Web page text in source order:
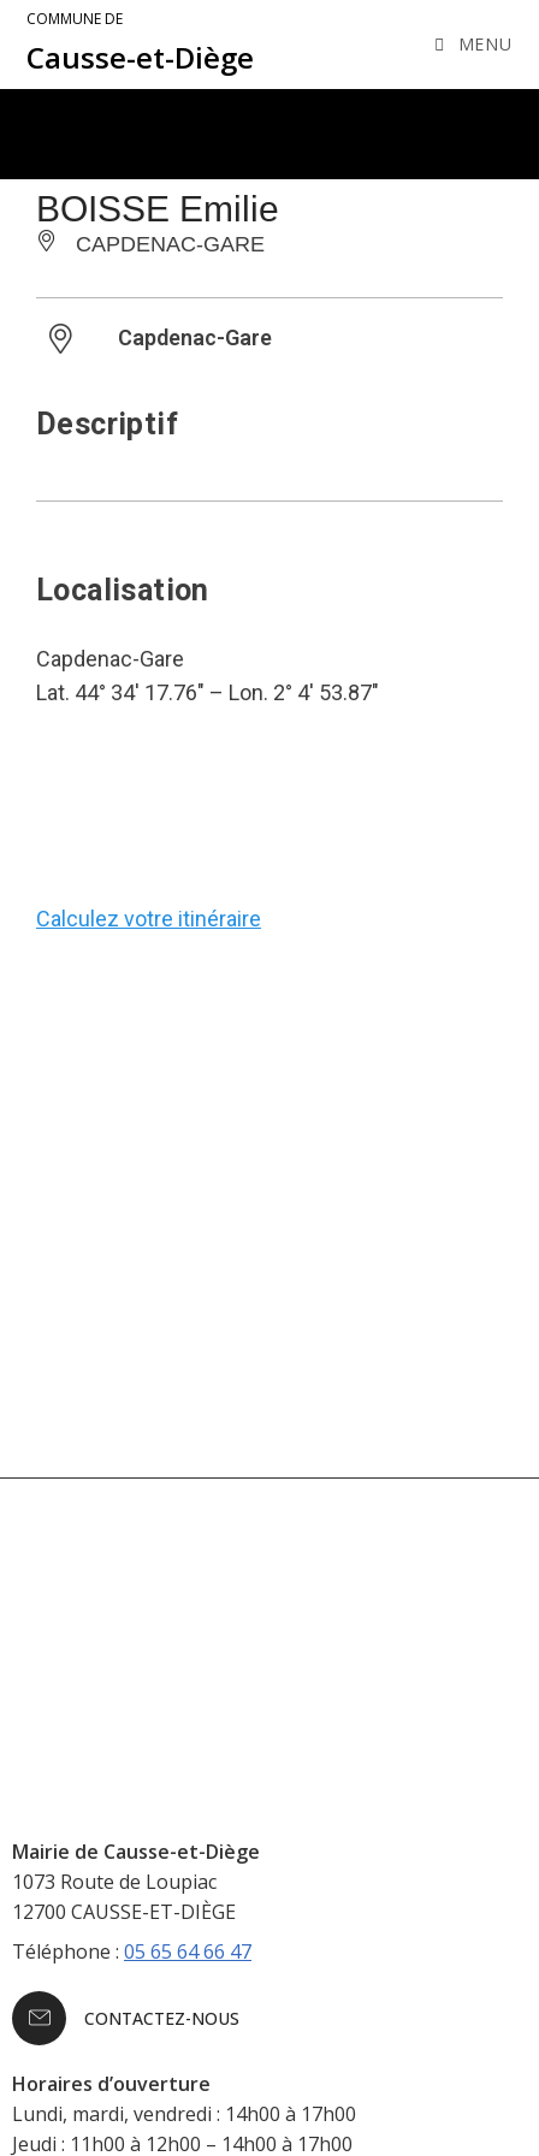
COMMUNE DE
Causse-et-Diège MENU
BOISSE Emilie
CAPDENAC-GARE
Capdenac-Gare
Descriptif
Localisation
Capdenac-Gare
Lat. 44° 34′ 17.76″ – Lon. 2° 4′ 53.87″
Calculez votre itinéraire
Mairie de Causse-et-Diège
1073 Route de Loupiac
12700 CAUSSE-ET-DIÈGE
Téléphone : 05 65 64 66 47
CONTACTEZ-NOUS
Horaires d’ouverture
Lundi, mardi, vendredi : 14h00 à 17h00
Jeudi : 11h00 à 12h00 – 14h00 à 17h00